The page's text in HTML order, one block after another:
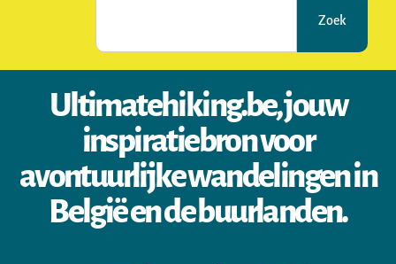
Zoek
Ultimatehiking.be, jouw
inspiratiebron voor
avontuurlijke wandelingen in
België en de buurlanden.